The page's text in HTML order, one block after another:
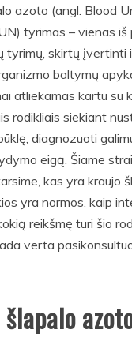
azoto (angl. Blood
tyrimas – vienas iš
tyrimų, skirtų įvertinti
baltymų
atliekamas kartu su
rodikliais siekiant
diagnozuoti
eigą. Šiame
kas yra kraujo
yra normos, kaip
reikšmę turi šio
verta